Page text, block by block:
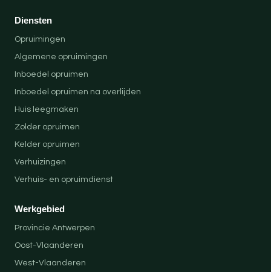
Diensten
Opruimingen
Algemene opruimingen
Inboedel opruimen
Inboedel opruimen na overlijden
Huis leegmaken
Zolder opruimen
Kelder opruimen
Verhuizingen
Verhuis- en opruimdienst
Werkgebied
Provincie Antwerpen
Oost-Vlaanderen
West-Vlaanderen